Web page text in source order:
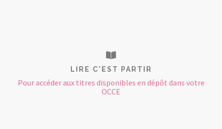
LIRE C'EST PARTIR
Pour accéder aux titres disponibles en dépôt dans votre
OCCE